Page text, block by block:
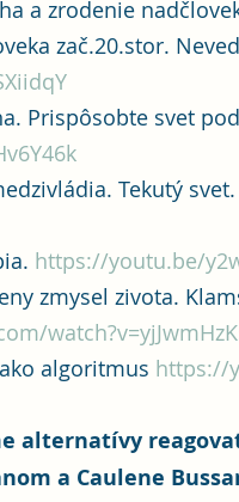
a zrodenie
zač.20.stor.
Prispôsobte svet
Tekutý svet.
https://youtu.be/
zmysel zivota.
algoritmus https://
alternatívy
a Caulene